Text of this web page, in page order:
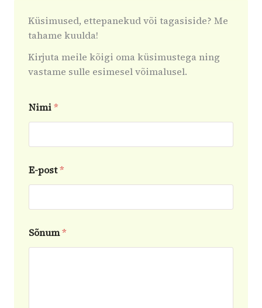
Küsimused, ettepanekud või tagasiside? Me
tahame kuulda!
Kirjuta meile kõigi oma küsimustega ning
vastame sulle esimesel võimalusel.
Nimi*
õ
n
m
i
m
i
E-post*
Sõnum*